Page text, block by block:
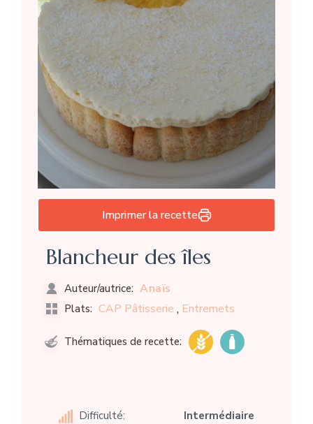
Imprimer la recette
Blancheur des îles
Auteur/autrice: Anaïs
Plats: CAP Pâtisserie , Entremets
Thématiques de recette:
Difficulté: Intermédiaire